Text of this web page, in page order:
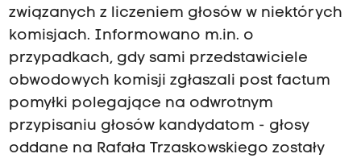
związanych z liczeniem głosów w niektórych
komisjach. Informowano m.in. o
przypadkach, gdy sami przedstawiciele
obwodowych komisji zgłaszali post factum
pomyłki polegające na odwrotnym
przypisaniu głosów kandydatom - głosy
oddane na Rafała Trzaskowskiego zostały